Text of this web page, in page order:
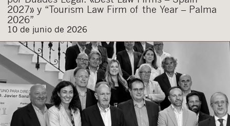
2027» y “Tourism Law Firm of the Year – Palma
2026”
10 de junio de 2026